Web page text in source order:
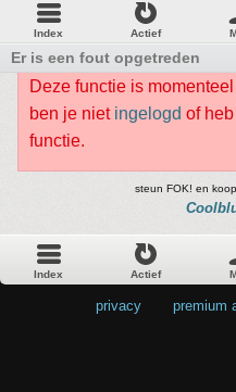
Index Actief
Er is een fout opgetreden
Deze functie is
ben je niet ingelogd of
functie.
steun FOK! en
Index Actief
privacy premium